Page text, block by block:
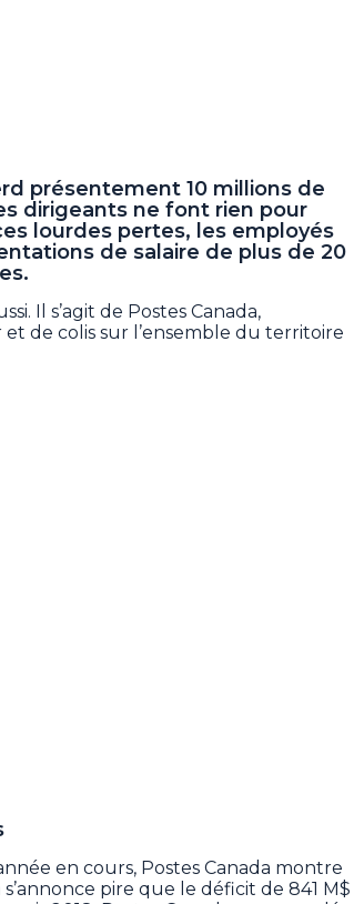
présentement 10 millions de
dirigeants ne font rien pour
lourdes pertes, les employés
de salaire de plus de 20
Il s’agit de Postes Canada,
de colis sur l’ensemble du territoire
en cours, Postes Canada montre
pire que le déficit de 841 M$